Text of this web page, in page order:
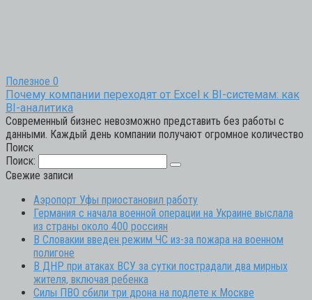
Полезное 0
Почему компании переходят от Excel к BI-системам: как
BI-аналитика
Современный бизнес невозможно представить без работы с
данными. Каждый день компании получают огромное количество
Поиск
Поиск:
Свежие записи
Аэропорт Уфы приостановил работу
Германия с начала военной операции на Украине выслала
из страны около 400 россиян
В Словакии введен режим ЧС из-за пожара на военном
полигоне
В ДНР при атаках ВСУ за сутки пострадали два мирных
жителя, включая ребенка
Силы ПВО сбили три дрона на подлете к Москве